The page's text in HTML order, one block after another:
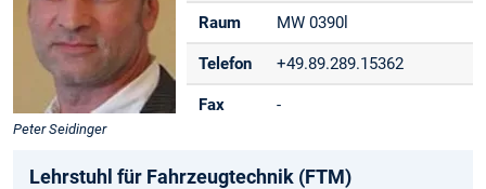
Peter Seidinger
Raum MW 0390l
Telefon +49.89.289.15362
Fax -
Lehrstuhl für Fahrzeugtechnik (FTM)